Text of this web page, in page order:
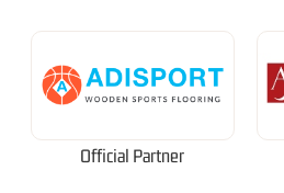
Official Partner